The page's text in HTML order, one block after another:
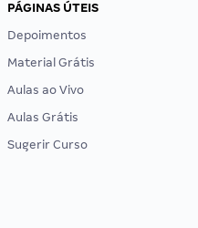
PÁGINAS ÚTEIS
Depoimentos
Material Grátis
Aulas ao Vivo
Aulas Grátis
Sugerir Curso